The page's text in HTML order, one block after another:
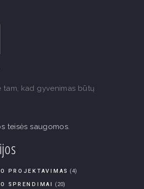
tam, kad gyvenimas būtų
teisės saugomos.
PROJEKTAVIMAS (4)
SPRENDIMAI (20)